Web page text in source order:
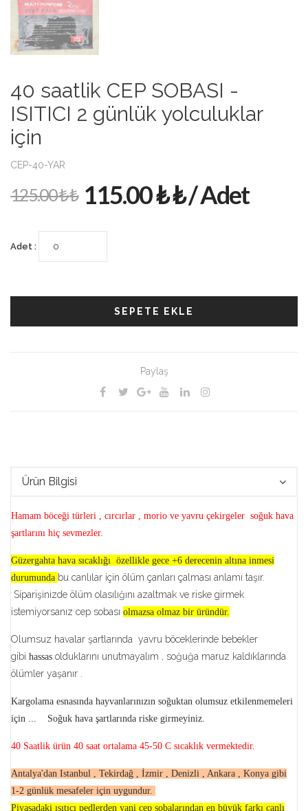
40 saatlik CEP SOBASI -
ISITICI 2 günlük yolculuklar
için
CEP-40-YAR
125.00 ₺ ₺ 115.00 ₺ ₺ / Adet
Adet :
SEPETE EKLE
Paylaş
Ürün Bilgisi
Hamam böceği türleri , cırcırlar , morio ve yavru çekirgeler soğuk hava
şartlarını hiç sevmezler.
Güzergahta hava sıcaklığı özellikle gece +6 derecenin altına inmesi
durumunda bu canlılar için ölüm çanları çalması anlamı taşır.
Siparişinizde ölüm olasılığını azaltmak ve riske girmek
istemiyorsanız cep sobası olmazsa olmaz bir üründür.
Olumsuz havalar şartlarında yavru böceklerinde bebekler
gibi hassas olduklarını unutmayalım , soğuğa maruz kaldıklarında
ölümler yaşanır .
Kargolama esnasında hayvanlarınızın soğuktan olumsuz etkilenmemeleri
için ... Soğuk hava şartlarında riske girmeyiniz.
40 Saatlik ürün 40 saat ortalama 45-50 C sıcaklık vermektedir.
Antalya'dan Istanbul , Tekirdağ , İzmir , Denizli , Ankara , Konya gibi
1-2 günlük mesafeler için uygundur.
Piyasadaki ısıtıcı pedlerden yani cep sobalarından en büyük farkı canlı